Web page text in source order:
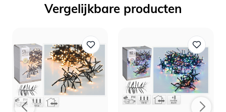
Vergelijkbare producten